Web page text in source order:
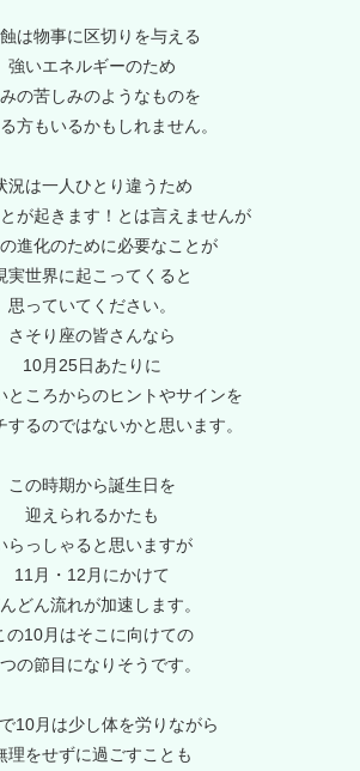
は物事に区切りを与える
強いエネルギーのため
の苦しみのようなものを
方もいるかもしれません。
況は一人ひとり違うため
が起きます！とは言えませんが
進化のために必要なことが
実世界に起こってくると
思っていてください。
さそり座の皆さんなら
10月25日あたりに
ところからのヒントやサインを
するのではないかと思います。
この時期から誕生日を
迎えられるかたも
らっしゃると思いますが
11月・12月にかけて
どん流れが加速します。
の10月はそこに向けての
の節目になりそうです。
10月は少し体を労りながら
理をせずに過ごすことも